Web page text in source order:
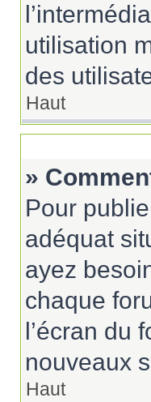
utilisation
des
Haut
»
Pour
adéquat
ayez
chaque
l’écran du
nouveaux
Haut